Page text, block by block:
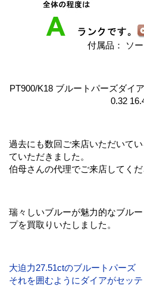
付属品： ソ
PT900/K18 ブルートパーズダイ
0.32
過去にも数回ご来店いただいて
ていただきました。
伯母さんの代理でご来店してくだ
瑞々しいブルーが魅力的なブル
プを買取りいたしました。
大迫力27.51ctのブルートパーズ
それを囲むようにダイアがセッテ